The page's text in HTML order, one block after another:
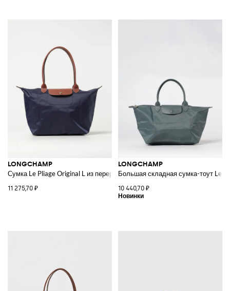
LONGCHAMP
Сумка Le Pliage Original L из переработанного нейлона и кожи
11 275,70 ₽
LONGCHAMP
Большая складная сумка-тоут Le
10 440,70 ₽